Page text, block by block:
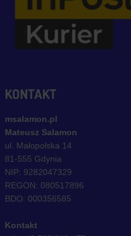
KONTAKT
msalamon.pl
Mateusz Salamon
ul. Małopolska 14
81-555 Gdynia
NIP: 9282047329
REGON: 080517896
BDO: 000356585
Kontakt